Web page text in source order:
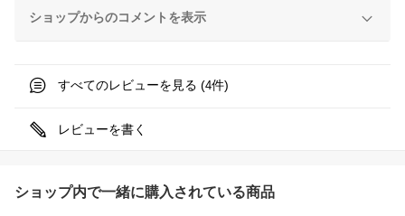
ショップからのコメントを表示
すべてのレビューを見る (4件)
レビューを書く
ショップ内で一緒に購入されている商品